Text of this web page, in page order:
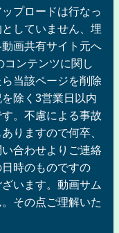
プロードは行なっ
していません、埋
画共有サイト元へ
コンテンツに関し
当該ページを削除
除く3営業日以内
。不慮による事故
りますので何卒、
合わせよりご連絡
時のものですの
います。動画サム
その点ご理解いた